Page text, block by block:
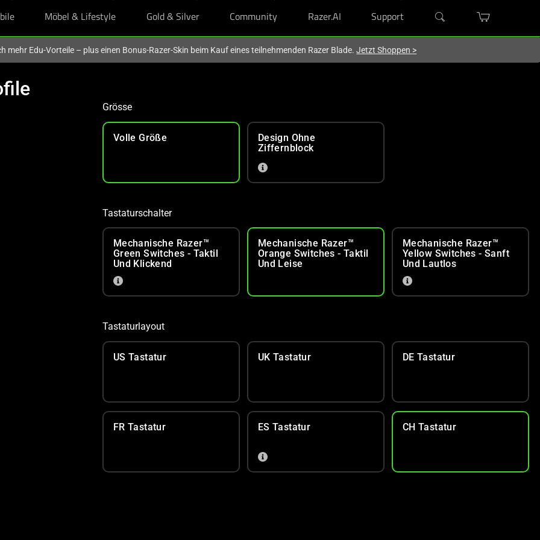
Möbel & Lifestyle Gold & Silver Community Razer.AI Support
mehr Edu-Vorteile – plus einen Bonus-Razer-Skin beim Kauf eines teilnehmenden Razer Blade.Jetzt Shoppen >
Grösse
Volle Größe
Design Ohne
Ziffernblock
Tastaturschalter
Mechanische Razer™
Green Switches - Taktil
Und Klickend
Mechanische Razer™
Orange Switches - Taktil
Und Leise
Mechanische Razer™
Yellow Switches - Sanft
Und Lautlos
Tastaturlayout
US Tastatur UK Tastatur DE Tastatur
FR Tastatur ES Tastatur CH Tastatur